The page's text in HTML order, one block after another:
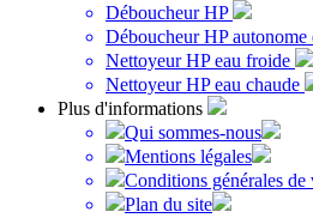
Déboucheur HP
Déboucheur HP autonome
Nettoyeur HP eau froide
Nettoyeur HP eau chaude
Plus d'informations
Qui sommes-nous
Mentions légales
Conditions générales de
Plan du site